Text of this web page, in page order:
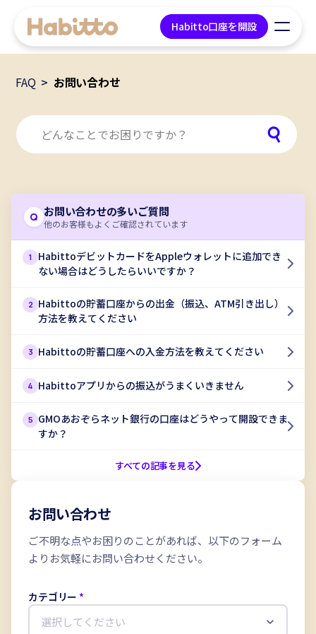
Habitto口座を開設
デビットカード
会社情報
コンテンツ
ツール
Habitto口座を開設
FAQ お問い合わせ
Q お問い合わせの多いご質問
他のお客様もよくご確認されています
1
HabittoデビットカードをAppleウォレットに追加でき
ない場合はどうしたらいいですか？
2 Habittoの貯蓄口座からの出金（振込、ATM引き出し）
方法を教えてください
3 Habittoの貯蓄口座への入金方法を教えてください
4 Habittoアプリからの振込がうまくいきません
5 GMOあおぞらネット銀行の口座はどうやって開設できま
すか？
すべての記事を見る
お問い合わせ
ご不明な点やお困りのことがあれば、以下のフォーム
よりお気軽にお問い合わせください。
カテゴリー *
選択してください